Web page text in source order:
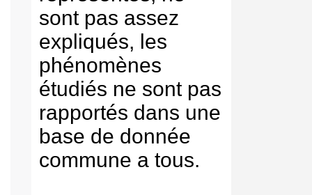
sont pas assez
expliqués, les
phénomènes
étudiés ne sont pas
rapportés dans une
base de donnée
commune a tous.